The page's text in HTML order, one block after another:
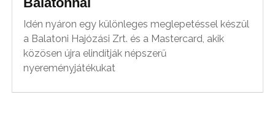
Idén nyáron egy különleges meglepetéssel készül
a Balatoni Hajózási Zrt. és a Mastercard, akik
közösen újra elindítják népszerű
nyereményjátékukat